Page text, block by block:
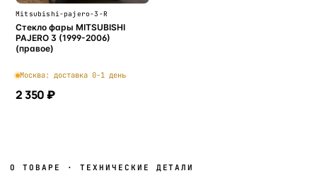
Mitsubishi-pajero-3-R
Стекло фары MITSUBISHI
PAJERO 3 (1999-2006)
(правое)
Москва: доставка 0-1 день
2 350 ₽
О ТОВАРЕ · ТЕХНИЧЕСКИЕ ДЕТАЛИ